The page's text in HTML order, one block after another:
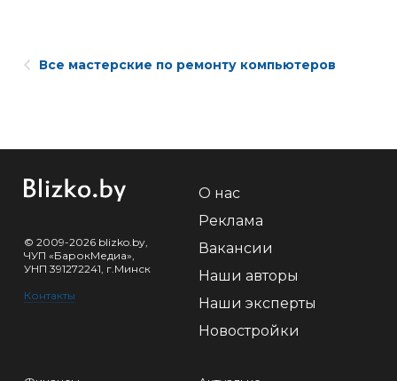
Все мастерские по ремонту компьютеров
© 2009-2026 blizko.by,
ЧУП «БарокМедиа»,
УНП 391272241, г.Минск
Контакты
О нас
Реклама
Вакансии
Наши авторы
Наши эксперты
Новостройки